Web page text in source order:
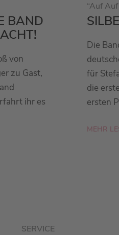
BAND
von
zu Gast,
ihr es
“Auf
Die
für
die
ersten
MEHR
SERVICE